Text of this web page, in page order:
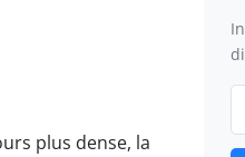
plus dense, la